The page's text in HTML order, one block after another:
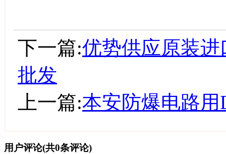
下一篇:优势供应原装进
批发
上一篇:本安防爆电路用
用户评论(共0条评论)